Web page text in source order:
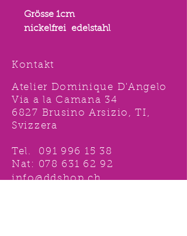
Grösse 1cm
nickelfrei edelstahl
Kontakt
Atelier Dominique D'Angelo
Via a la Camana 34
6827 Brusino Arsizio, TI,
Svizzera
Tel. 091 996 15 38
Nat: 078 631 62 92
info@ddshop.ch